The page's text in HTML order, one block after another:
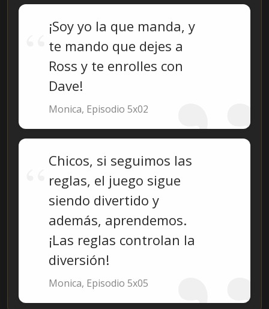
¡Soy yo la que manda, y
te mando que dejes a
Ross y te enrolles con
Dave!
Monica, Episodio 5x02
Chicos, si seguimos las
reglas, el juego sigue
siendo divertido y
además, aprendemos.
¡Las reglas controlan la
diversión!
Monica, Episodio 5x05